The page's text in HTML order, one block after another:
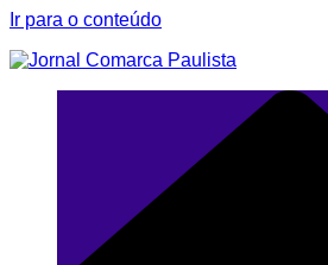
Ir para o conteúdo